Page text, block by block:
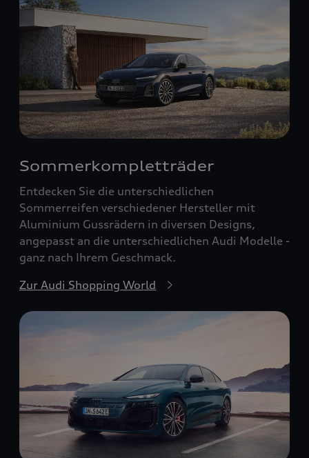
Sommerkompletträder
Entdecken Sie die unterschiedlichen
Sommerreifen verschiedener Hersteller mit
Aluminium Gussrädern in diversen Designs,
angepasst an die unterschiedlichen Audi Modelle -
ganz nach Ihrem Geschmack.
Zur Audi Shopping World